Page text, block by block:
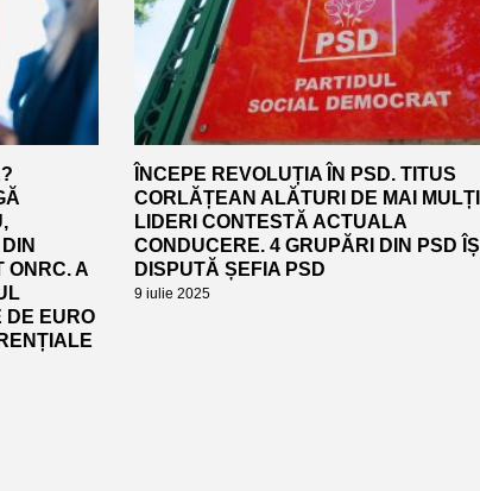
ONRC. A
DE EURO
ÎNCEPE REVOLUȚIA ÎN PSD. TITUS
CORLĂȚEAN ALĂTURI DE MAI MULȚI
LIDERI CONTESTĂ ACTUALA
CONDUCERE. 4 GRUPĂRI DIN PSD ÎȘI
DISPUTĂ ȘEFIA PSD
9 iulie 2025